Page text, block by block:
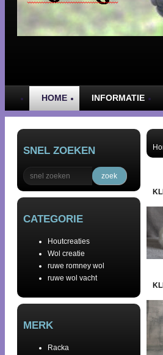
HOME INFORMATIE
SNEL ZOEKEN
zoek
CATEGORIE
Houtcreaties
Wol creatie
ruwe romney wol
ruwe wol vacht
MERK
Racka